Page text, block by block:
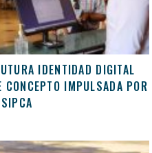
IDENTIDAD DIGITAL
CONCEPTO IMPULSADA POR